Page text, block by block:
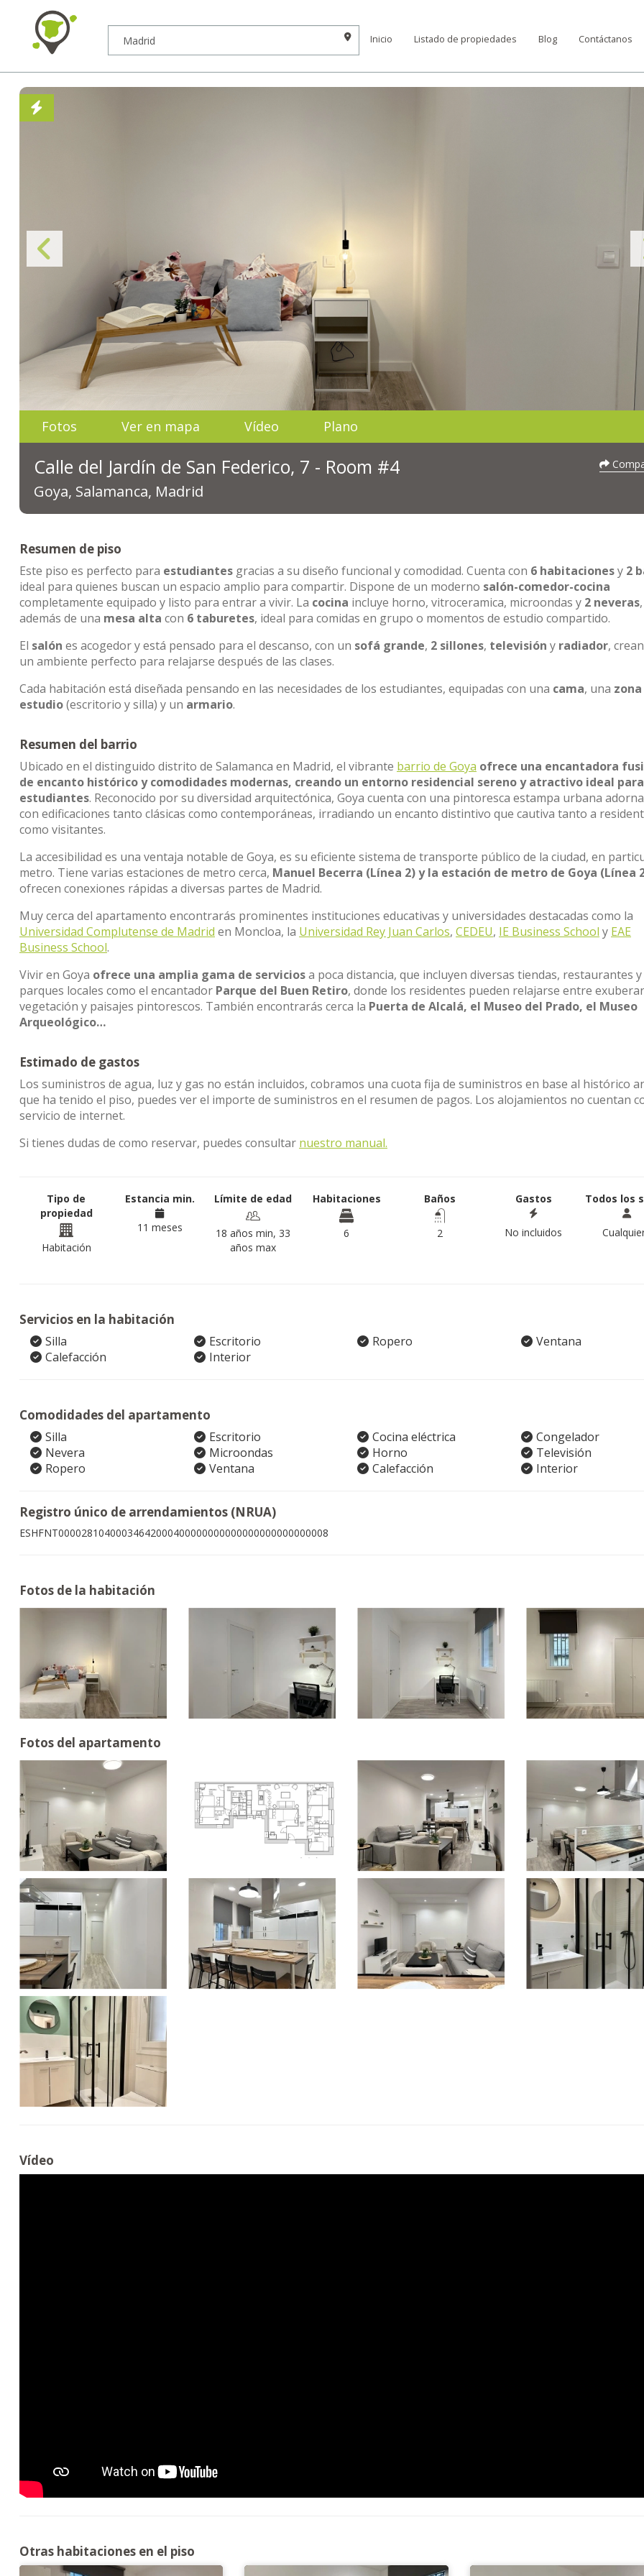
Inicio Listado de propiedades Blog Contáctanos
Fotos Ver en mapa Vídeo Plano
Calle del Jardín de San Federico, 7 - Room #4
Goya, Salamanca, Madrid
Resumen de piso
Este piso es perfecto para estudiantes gracias a su diseño funcional y comodidad. Cuenta con 6 habitacionesy 2
ideal para quienes buscan un espacio amplio para compartir. Dispone de un moderno salón-comedor-cocina
completamente equipado y listo para entrar a vivir. La cocina incluye horno, vitroceramica, microondas y 2 neveras,
además de una mesa alta con 6 taburetes, ideal para comidas en grupo o momentos de estudio compartido.
El salón es acogedor y está pensado para el descanso, con un sofá grande, 2 sillones, televisión y radiador,
un ambiente perfecto para relajarse después de las clases.
Cada habitación está diseñada pensando en las necesidades de los estudiantes, equipadas con una cama, una
estudio(escritorio y silla) y un armario.
Resumen del barrio
Ubicado en el distinguido distrito de Salamanca en Madrid, el vibrante barrio de Goya ofrece una encantadora
de encanto histórico y comodidades modernas, creando un entorno residencial sereno y atractivo ideal para
estudiantes. Reconocido por su diversidad arquitectónica, Goya cuenta con una pintoresca estampa urbana
con edificaciones tanto clásicas como contemporáneas, irradiando un encanto distintivo que cautiva tanto a
como visitantes.
La accesibilidad es una ventaja notable de Goya, es su eficiente sistema de transporte público de la ciudad, en
metro. Tiene varias estaciones de metro cerca, Manuel Becerra (Línea 2) y la estación de metro de Goya (Línea
ofrecen conexiones rápidas a diversas partes de Madrid.
Muy cerca del apartamento encontrarás prominentes instituciones educativas y universidades destacadas como la
Universidad Complutense de Madrid en Moncloa, la Universidad Rey Juan Carlos, CEDEU, IE Business School y EAE
Business School.
Vivir en Goya ofrece una amplia gama de serviciosa poca distancia, que incluyen diversas tiendas, restaurantes y
parques locales como el encantador Parque del Buen Retiro, donde los residentes pueden relajarse entre
vegetación y paisajes pintorescos. También encontrarás cerca la Puerta de Alcalá, el Museo del Prado, el Museo
Arqueológico…
Estimado de gastos
Los suministros de agua, luz y gas no están incluidos, cobramos una cuota fija de suministros en base al histórico
que ha tenido el piso, puedes ver el importe de suministros en el resumen de pagos. Los alojamientos no cuentan
servicio de internet.
Si tienes dudas de como reservar, puedes consultar nuestro manual.
Tipo de
propiedad
Habitación
Estancia min.
11 meses
Límite de edad
18 años min, 33
años max
Habitaciones
6
Baños
2
Gastos
No incluidos
Todos los
Servicios en la habitación
Silla Escritorio Ropero
Ventana
Calefacción
Interior
Comodidades del apartamento
Silla Escritorio Cocina eléctrica
Congelador
Nevera
Microondas Horno
Televisión
Ropero
Ventana Calefacción Interior
Registro único de arrendamientos (NRUA)
ESHFNT00002810400034642000400000000000000000000000008
Fotos de la habitación
Fotos del apartamento
Vídeo
Otras habitaciones en el piso